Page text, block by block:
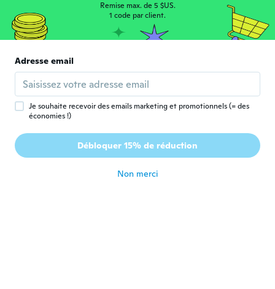
B Inscrit depuis 2016 avis
il y a 7 ans
K Karolina
Inscrit depuis 2016 · 205
Carlos
Inscrit depuis 2015 · 50 avis · 21 chargements
Remise max. de 5 $US.
1 code par client.
Adresse email
Je souhaite recevoir des emails marketing et promotionnels (= des
économies !)
Débloquer 15% de réduction
Non merci